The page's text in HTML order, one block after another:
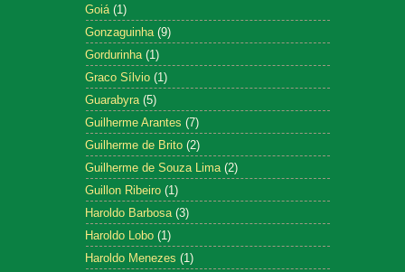
Goiá (1)
Gonzaguinha (9)
Gordurinha (1)
Graco Sílvio (1)
Guarabyra (5)
Guilherme Arantes (7)
Guilherme de Brito (2)
Guilherme de Souza Lima (2)
Guillon Ribeiro (1)
Haroldo Barbosa (3)
Haroldo Lobo (1)
Haroldo Menezes (1)